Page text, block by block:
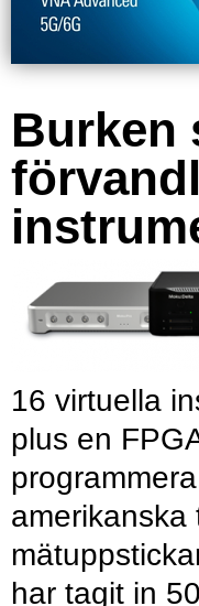
Burken
16 virtuella
plus en
amerikanska
har tagit in